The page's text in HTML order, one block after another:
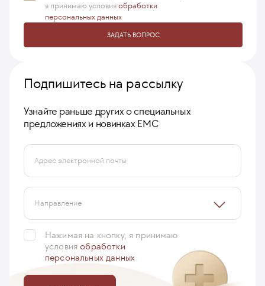
я принимаюусловияобработки
персональных данных
ЗАДАТЬ ВОПРОС
Подпишитесь на рассылку
Узнайте раньше других о специальных
предложениях и новинках ЕМС
Адрес электронной почты
Направление
Нажимая на кнопку, я принимаю
условияобработки
персональных данных